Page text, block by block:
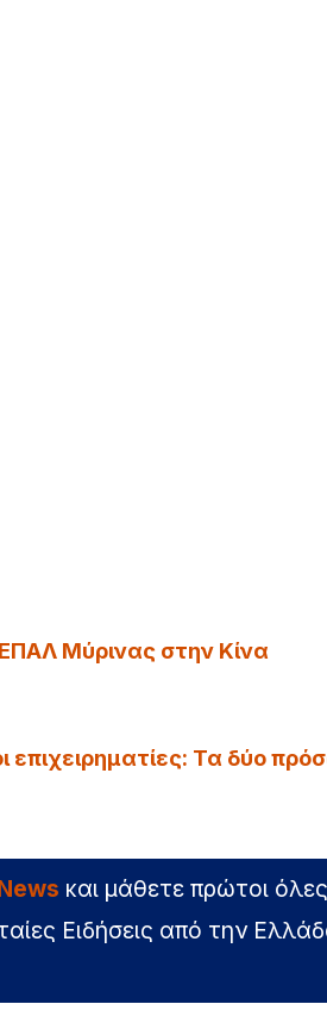
Μύρινας στην Κίνα
επιχειρηματίες: Τα δύο
και μάθετε πρώτοι όλες
Ειδήσεις από την